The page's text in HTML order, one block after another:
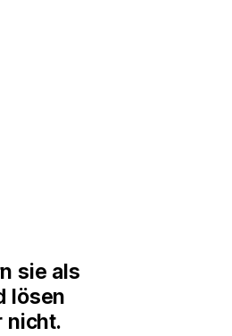
sie als
lösen
nicht.